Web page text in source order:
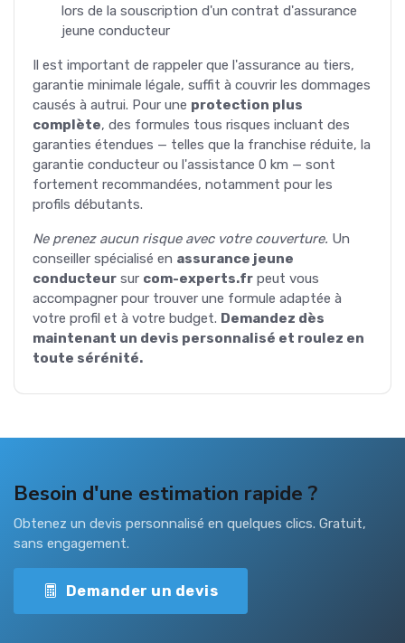
lors de la souscription d'un contrat d'assurance
jeune conducteur
Il est important de rappeler que l'assurance au tiers,
garantie minimale légale, suffit à couvrir les dommages
causés à autrui. Pour une protection plus
complète, des formules tous risques incluant des
garanties étendues — telles que la franchise réduite, la
garantie conducteur ou l'assistance 0 km — sont
fortement recommandées, notamment pour les
profils débutants.
Ne prenez aucun risque avec votre couverture. Un
conseiller spécialisé en assurance jeune
conducteur sur com-experts.fr peut vous
accompagner pour trouver une formule adaptée à
votre profil et à votre budget. Demandez dès
maintenant un devis personnalisé et roulez en
toute sérénité.
Besoin d'une estimation rapide ?
Obtenez un devis personnalisé en quelques clics. Gratuit,
sans engagement.
Demander un devis